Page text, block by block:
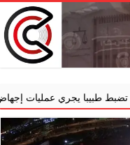
مقابل مبالغ مالية